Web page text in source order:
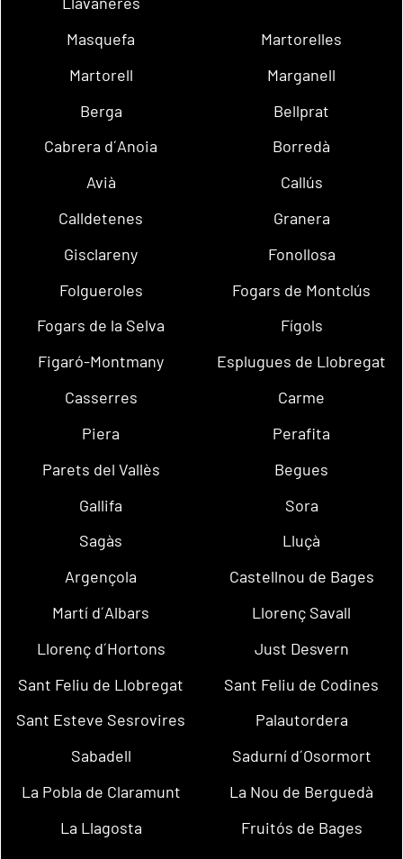
Masquefa
Martorelles
Martorell
Marganell
Berga
Bellprat
Cabrera d´Anoia
Borredà
Avià
Callús
Calldetenes
Granera
Gisclareny
Fonollosa
Folgueroles
Fogars de Montclús
Fogars de la Selva
Fígols
Figaró-Montmany
Esplugues de Llobregat
Casserres
Carme
Piera
Perafita
Parets del Vallès
Begues
Gallifa
Sora
Sagàs
Lluçà
Argençola
Castellnou de Bages
Martí d´Albars
Llorenç Savall
Llorenç d´Hortons
Just Desvern
Sant Feliu de Llobregat
Sant Feliu de Codines
Sant Esteve Sesrovires
Palautordera
Sabadell
Sadurní d´Osormort
La Pobla de Claramunt
La Nou de Berguedà
La Llagosta
Fruitós de Bages